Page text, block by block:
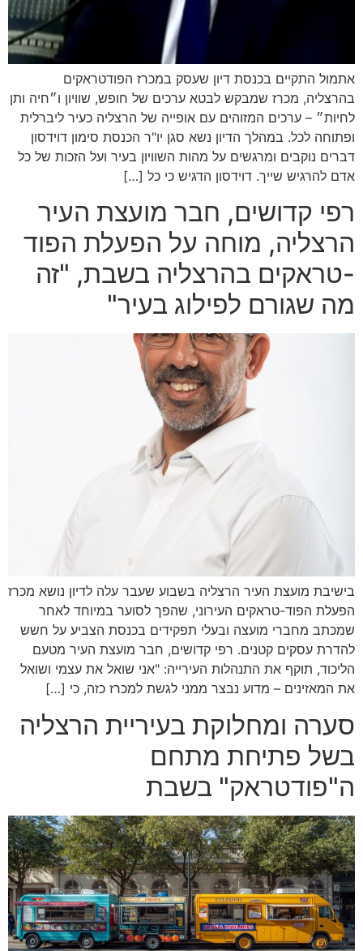
אתמול התקיים בכנסת דיון שעסק במכרז הפודטראקים
בהרצליה, מכרז שמבקש לבטא ערכים של חופש, שוויון ו״חיה ותן
לחיות״ – ערכים המזוהים עם אופייה של הרצליה כעיר ליברלית
ופתוחה לכל. במהלך הדיון נשא סגן יו"ר הכנסת סימון דוידסון
דברים נוקבים ומרגשים על מהות השוויון בעיר ועל הזכות של כל
אדם להרגיש שייך. דוידסון הדגיש כי כל […]
רפי קדושים, חבר מועצת העיר
הרצליה, מוחה על הפעלת הפוד
-טראקים בהרצליה בשבת, "זה
מה שגורם לפילוג בעיר"
בישיבת מועצת העיר הרצליה בשבוע שעבר עלה לדיון נושא מכרז
הפעלת הפוד-טראקים העירוני, שהפך לסוער במיוחד לאחר
שמכתב מחברי מועצה ובעלי תפקידים בכנסת הצביע על חשש
להדרת עסקים קטנים. רפי קדושים, חבר מועצת העיר מטעם
הליכוד, תוקף את התנהלות העירייה: "אני שואל את עצמי ושואל
את המאזינים – מדוע נבצר ממני לגשת למכרז כזה, כי […]
סערה ומחלוקת בעיריית הרצליה
בשל פתיחת מתחם
ה"פודטראק" בשבת